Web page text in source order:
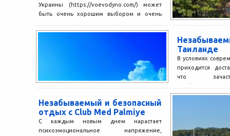
Украины (https://voevodyno.com/) может
быть очень хорошим выбором и очень
здоровье. Для горного...
Таиланде
В условиях
приходится
что
избежание этого
Незабываемый и безопасный
отдых с Club Med Palmiye
С каждым новым днем нарастает
психоэмоциональное напряжение,